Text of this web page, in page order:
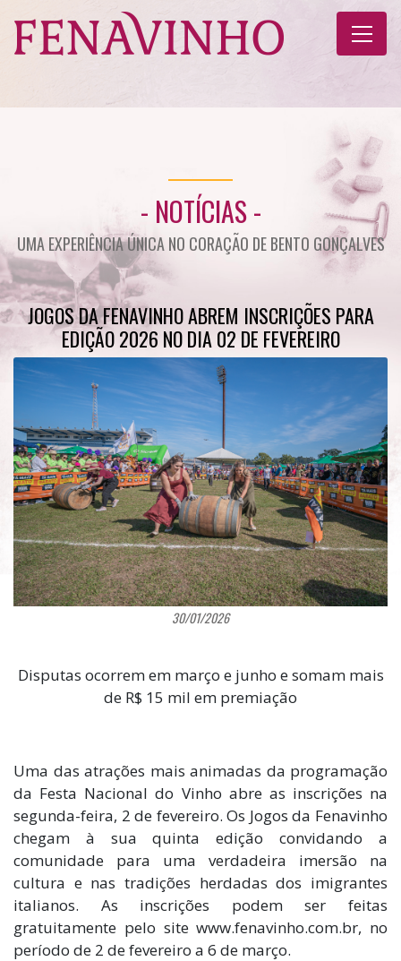
- NOTÍCIAS -
UMA EXPERIÊNCIA ÚNICA NO CORAÇÃO DE BENTO GONÇALVES
JOGOS DA FENAVINHO ABREM INSCRIÇÕES PARA
EDIÇÃO 2026 NO DIA 02 DE FEVEREIRO
30/01/2026
Disputas ocorrem em março e junho e somam mais
de R$ 15 mil em premiação
Uma das atrações mais animadas da programação
da Festa Nacional do Vinho abre as inscrições na
segunda-feira, 2 de fevereiro. Os Jogos da Fenavinho
chegam à sua quinta edição convidando a
comunidade para uma verdadeira imersão na
cultura e nas tradições herdadas dos imigrantes
italianos. As inscrições podem ser feitas
gratuitamente pelo site www.fenavinho.com.br, no
período de 2 de fevereiro a 6 de março.